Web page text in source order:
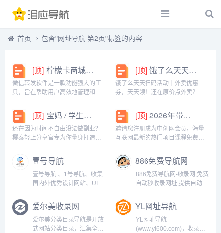
首页 包含"网址导航 第2页"标签的内容
[顶] 柠檬卡商城24h自动发卡平台虚拟商品激活码自助购买商城
微信转发软件是一款功能强大的工
具，旨在帮助用户高效地管理和操
能，包括一键转发、朋友圈转发和
微信抢红包等。一键转发软件使得
用户可以轻松地将消息、图片或其
他内容快速转发给多个...
[顶] 饿了么天天扫码活动｜外卖优惠券，天天领！
饿了么天天扫码活动｜外卖优惠
券，天天领！还在原价点外卖？你
码活动」，用微信扫一扫，就能领
外卖专属优惠券，先领券再下单，
省钱更划算！优惠覆盖全场景早餐
汉堡、午餐快餐、晚餐炸...
[顶] 宝妈 / 学生党看过来！椰泰轻上分享官，时间自由，在家也能赚
还在因为时间不自由没法做副业？
椰泰轻上分享官专为你量身打造！
是想赚生活费的学生党，都能在这
里找到适合自己的增收方式。成为
分享官，你可以自由安排时间：带
娃间隙、下课碎片、睡...
[顶] 2026年带你闷声赚大钱，轻松月赚1000+
邀请您注册成为中创网会员，海量
互联网最新的热门项目课程免费学
CPA，CPS，虚拟资源，各类爆粉
赚钱攻略，国内外最新赚钱项目，
都在中创网，快来学习吧！注册中
创网（赚现金）h...
壹号导航
壹号导航 、1号导航、收集
国内外优秀设计网站、UI设
站、素材资源网站、影视网
站、资源网站、SEO网站、
UI设计,UI设计素材,设计导
航,网址导航,设计资源,创意
886免费导航网
886免费导航网-收录网,免费
自动秒收录网址,提供自动收
链,友情链接交换。...
爱尔美收录网
爱尔美分类目录导航是开放
式网站分类目录，汇集全网
YL网址导航
YL网址导航
(www.yl600.com)，收录国